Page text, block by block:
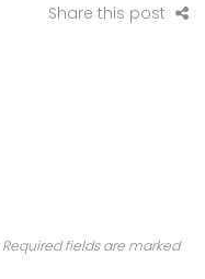
Share this post
Required fields are marked